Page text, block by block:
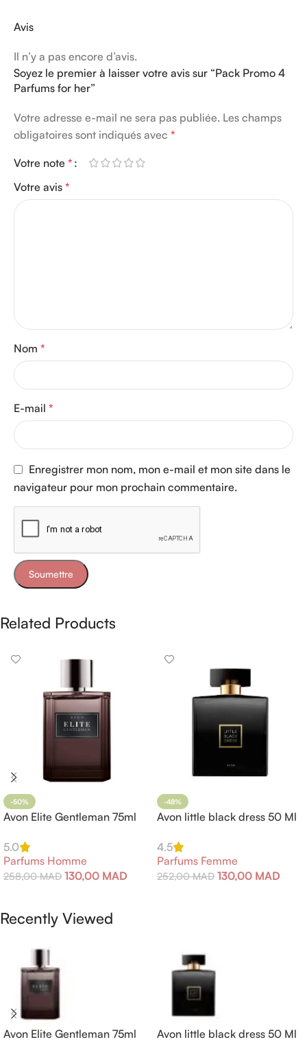
Avis
Il n’y a pas encore d’avis.
Soyez le premier à laisser votre avis sur “Pack Promo 4
Parfums for her”
Votre adresse e-mail ne sera pas publiée. Les champs
obligatoires sont indiqués avec *
Votre note *
Votre avis *
Nom *
E-mail *
Enregistrer mon nom, mon e-mail et mon site dans le
navigateur pour mon prochain commentaire.
Related Products
-50%
Avon Elite Gentleman 75ml
5.0
Parfums Homme
258,00MAD 130,00 MAD
-48%
Avon little black dress 50 Ml
4.5
Parfums Femme
252,00MAD 130,00 MAD
Recently Viewed
Avon Elite Gentleman 75ml Avon little black dress 50 Ml